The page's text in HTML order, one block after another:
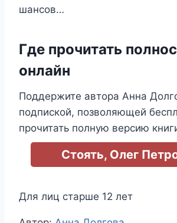
шансов…
Где прочитать
онлайн
Поддержите автора Анна
подпиской, позволяющей
прочитать полную версию
Стоять, Олег
Для лиц старше 12 лет